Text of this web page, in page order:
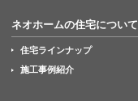
ネオホームの住宅について
住宅ラインナップ
施工事例紹介